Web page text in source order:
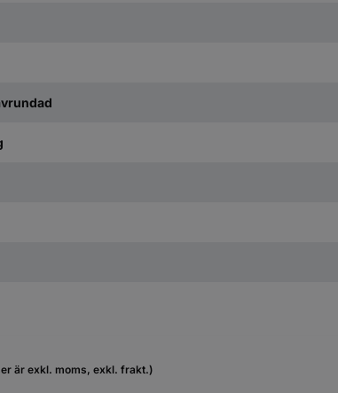
är exkl. moms, exkl. frakt.)